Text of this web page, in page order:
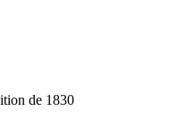
de 1830